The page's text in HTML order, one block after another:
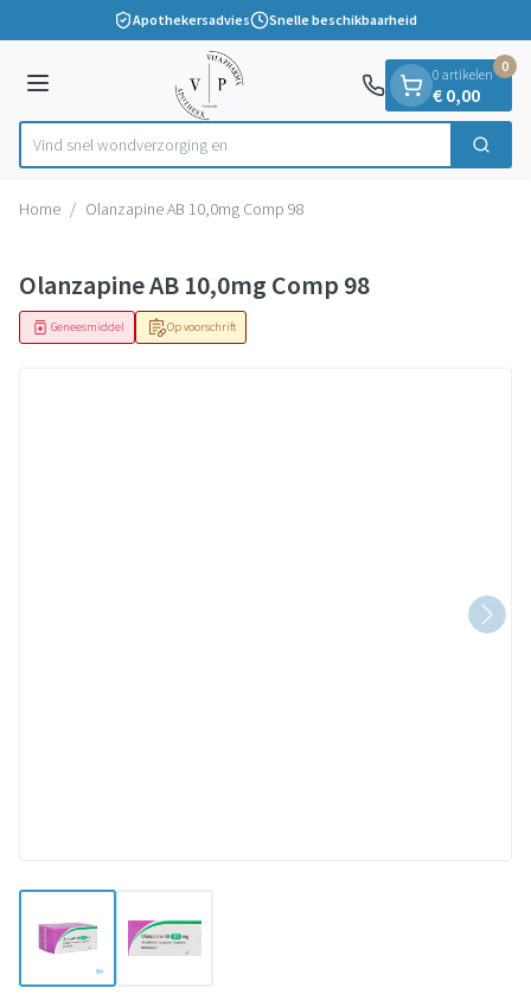
Ga naar de inhoudApothekersadvies Snelle beschikbaarheid
Menu
Product, merk, categorie...
Vind snel wondver Zoek
0 artikelen
€ 0,00
0
Home / Olanzapine AB 10,0mg Comp 98
Olanzapine AB 10,0mg Comp 98
Op voorschrift
Geneesmiddel